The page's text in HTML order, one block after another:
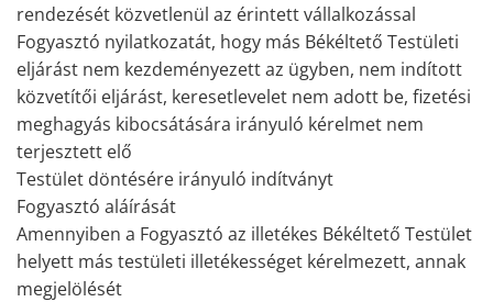
rendezését közvetlenül az érintett vállalkozással
Fogyasztó nyilatkozatát, hogy más Békéltető Testületi
eljárást nem kezdeményezett az ügyben, nem indított
közvetítői eljárást, keresetlevelet nem adott be, fizetési
meghagyás kibocsátására irányuló kérelmet nem
terjesztett elő
Testület döntésére irányuló indítványt
Fogyasztó aláírását
Amennyiben a Fogyasztó az illetékes Békéltető Testület
helyett más testületi illetékességet kérelmezett, annak
megjelölését